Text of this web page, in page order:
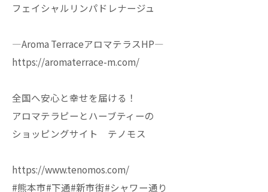
フェイシャルリンパドレナージュ
—Aroma TerraceアロマテラスHP—
https://aromaterrace-m.com/
全国へ安心と幸せを届ける！
アロマテラピーとハーブティーの
ショッピングサイト テノモス
https://www.tenomos.com/
#熊本市#下通#新市街#シャワー通り